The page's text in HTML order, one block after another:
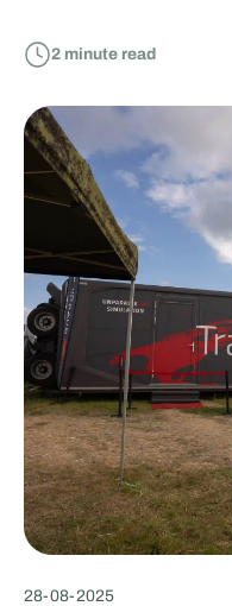
2 minute read
28-08-2025